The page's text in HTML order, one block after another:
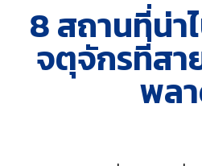
8 สถานที่น่า
จตุจักรที่ส
พล